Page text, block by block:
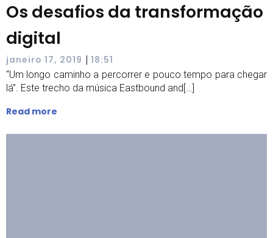
Os desafios da transformação
digital
janeiro 17, 2019 | 18:51
“Um longo caminho a percorrer e pouco tempo para chegar
lá”. Este trecho da música Eastbound and[…]
Read more